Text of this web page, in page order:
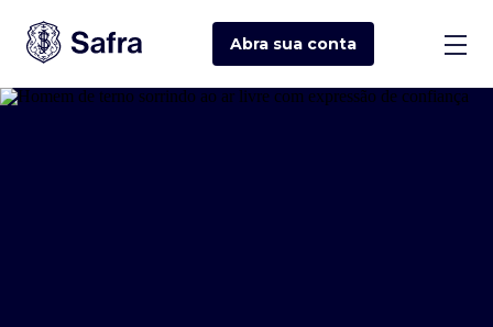
Abra sua conta